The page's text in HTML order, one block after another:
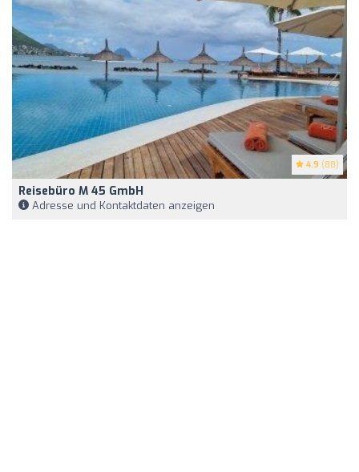
4.9 (88)
Reisebüro M 45 GmbH
Adresse und Kontaktdaten anzeigen